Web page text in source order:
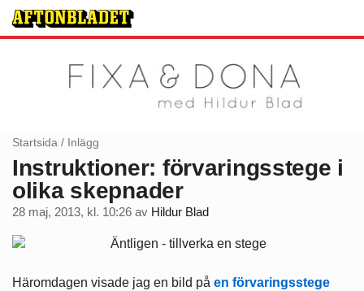
Startsida / Inlägg
Instruktioner: förvaringsstege i
olika skepnader
28 maj, 2013, kl. 10:26 av Hildur Blad
Häromdagen visade jag en bild på en förvaringsstege